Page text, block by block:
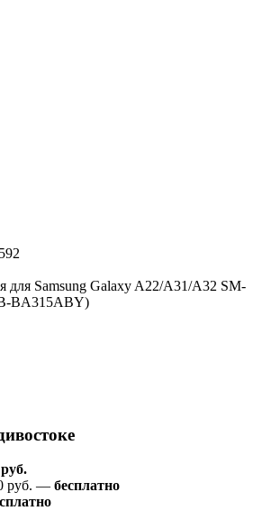
для Samsung Galaxy A22/A31/A32 SM-
BA315ABY)
руб. — бесплатно